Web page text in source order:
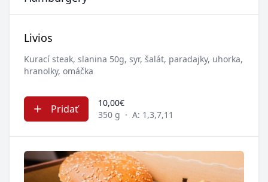
Livios
Kurací steak, slanina 50g, syr, šalát, paradajky, uhorka,
hranolky, omáčka
Pridať
10,00€
350 g · A: 1,3,7,11